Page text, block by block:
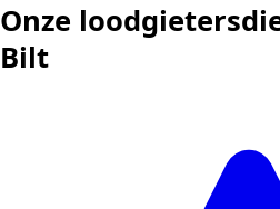
Onze
Bilt